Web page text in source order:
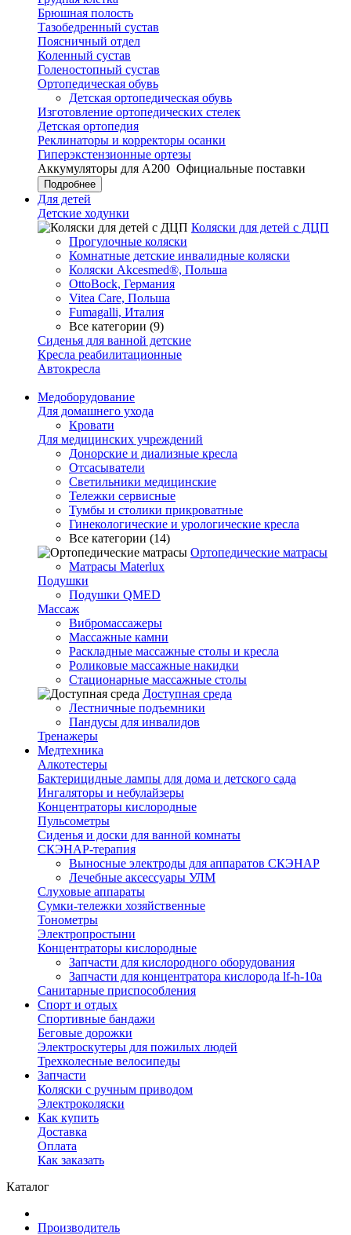
Брюшная полость
Тазобедренный сустав
Поясничный отдел
Коленный сустав
Голеностопный сустав
Ортопедическая обувь
Детская ортопедическая обувь
Изготовление ортопедических стелек
Детская ортопедия
Реклинаторы и корректоры осанки
Гиперэкстензионные ортезы
Аккумуляторы для А200 Официальные поставки
Подробнее
Для детей
Детские ходунки
Коляски для детей с ДЦП
Прогулочные коляски
Комнатные детские инвалидные коляски
Коляски Akcesmed®, Польша
OttoBock, Германия
Vitea Care, Польша
Fumagalli, Италия
Все категории (9)
Сиденья для ванной детские
Кресла реабилитационные
Автокресла
Медоборудование
Для домашнего ухода
Кровати
Для медицинских учреждений
Донорские и диализные кресла
Отсасыватели
Светильники медицинские
Тележки сервисные
Тумбы и столики прикроватные
Гинекологические и урологические кресла
Все категории (14)
Ортопедические матрасы
Матрасы Materlux
Подушки
Подушки QMED
Массаж
Вибромассажеры
Массажные камни
Раскладные массажные столы и кресла
Роликовые массажные накидки
Стационарные массажные столы
Доступная среда
Лестничные подъемники
Пандусы для инвалидов
Тренажеры
Mедтехника
Алкотестеры
Бактерицидные лампы для дома и детского сада
Ингаляторы и небулайзеры
Концентраторы кислородные
Пульсометры
Сиденья и доски для ванной комнаты
СКЭНАР-терапия
Выносные электроды для аппаратов СКЭНАР
Лечебные аксессуары УЛМ
Слуховые аппараты
Сумки-тележки хозяйственные
Тонометры
Электропростыни
Концентраторы кислородные
Запчасти для кислородного оборудования
Запчасти для концентратора кислорода lf-h-10a
Санитарные приспособления
Спорт и отдых
Спортивные бандажи
Беговые дорожки
Электроскутеры для пожилых людей
Трехколесные велосипеды
Запчасти
Коляски с ручным приводом
Электроколяски
Как купить
Доставка
Оплата
Как заказать
Каталог
Производитель